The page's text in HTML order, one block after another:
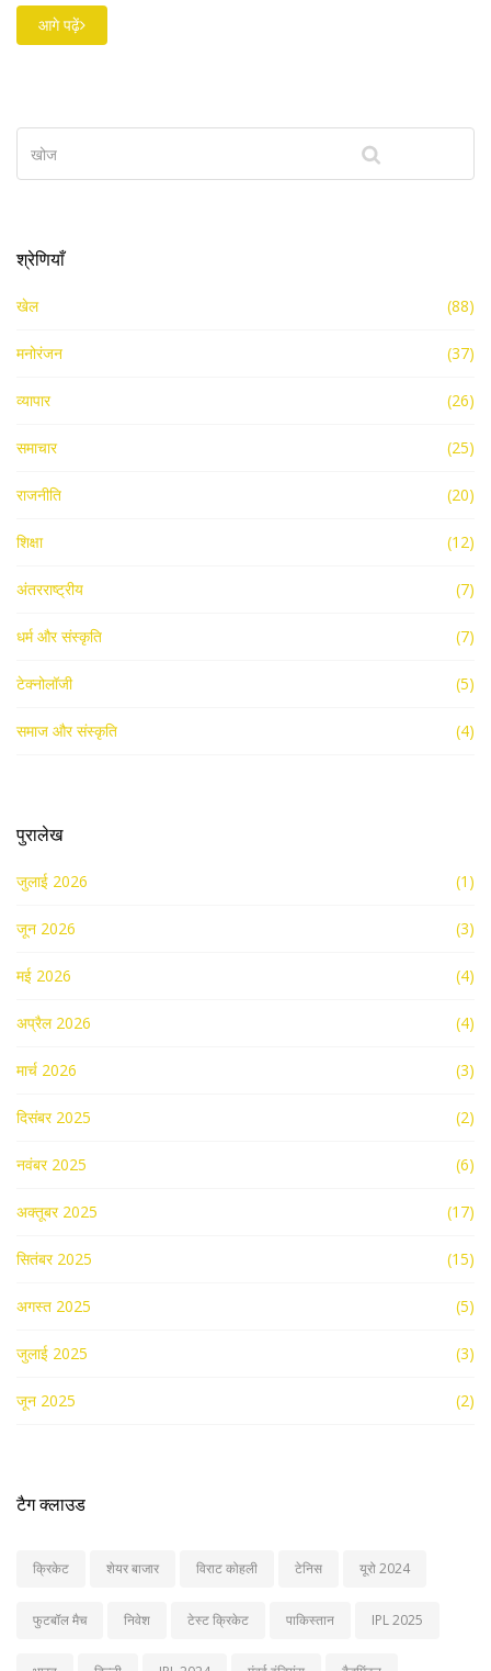
कंसोलिडेशन और चौथा इनाम भी दिया गया। दावा प्रक्रिया और नियम भी
बताया गए।
आगे पढ़ें
श्रेणियाँ
खेल (88)
मनोरंजन (37)
व्यापार (26)
समाचार (25)
राजनीति (20)
शिक्षा (12)
अंतरराष्ट्रीय (7)
धर्म और संस्कृति (7)
टेक्नोलॉजी (5)
समाज और संस्कृति (4)
पुरालेख
जुलाई 2026 (1)
जून 2026 (3)
मई 2026 (4)
अप्रैल 2026 (4)
मार्च 2026 (3)
दिसंबर 2025 (2)
नवंबर 2025 (6)
अक्तूबर 2025 (17)
सितंबर 2025 (15)
अगस्त 2025 (5)
जुलाई 2025 (3)
जून 2025 (2)
टैग क्लाउड
क्रिकेट शेयर बाजार विराट कोहली टेनिस यूरो 2024
फुटबॉल मैच निवेश टेस्ट क्रिकेट पाकिस्तान IPL 2025